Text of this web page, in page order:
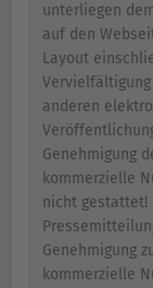
unterliegen
auf den
Layout
anderen
Genehmigung
kommerzielle
nicht gestattet!
Genehmigung
kommerzielle